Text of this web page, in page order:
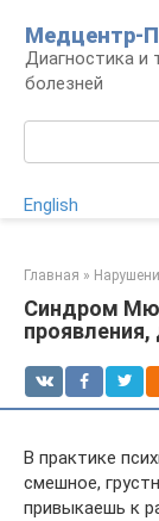
контенту
Медцентр-
Диагностика и
болезней
English
Главная »
Синдром
проявления,
В практике
смешное,
привыкаешь к